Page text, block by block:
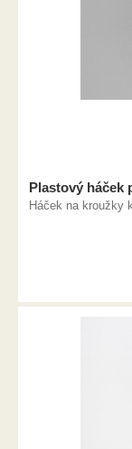
Plastový háček
Háček na kroužky